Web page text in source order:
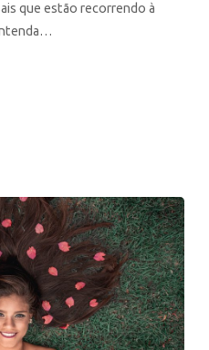
que estão recorrendo à